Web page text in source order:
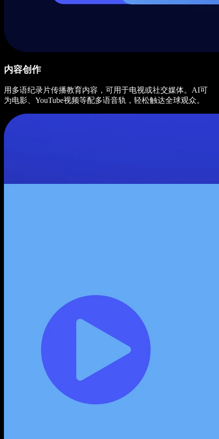
内容创作
用多语纪录片传播教育内容，可用于电视或社交媒体。AI可
为电影、YouTube视频等配多语音轨，轻松触达全球观众。